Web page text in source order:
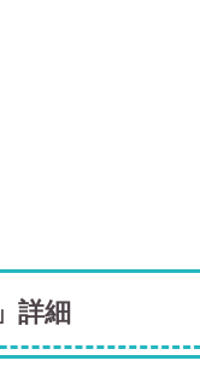
詳細